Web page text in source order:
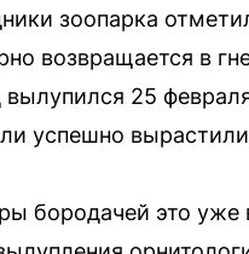
зоопарка
возвращается в
вылупился 25
успешно вырастили
бородачей это уже